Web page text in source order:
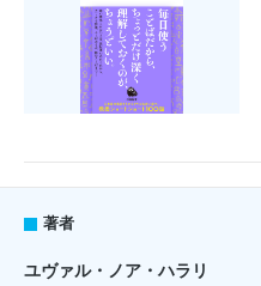
著者
ユヴァル・ノア・ハラリ